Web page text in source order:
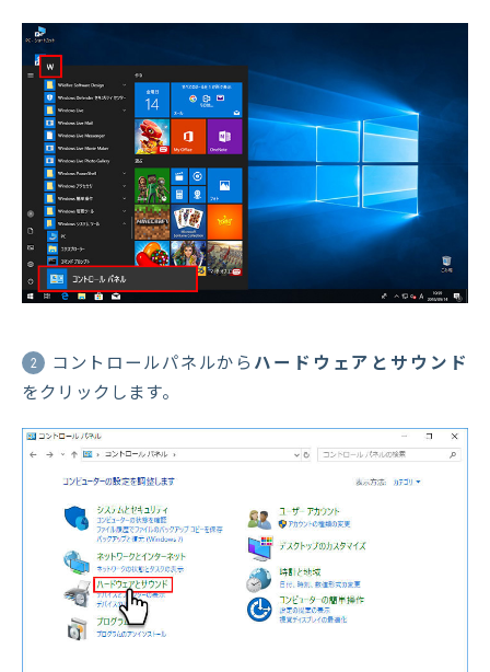
2 コントロールパネルから ハードウェアとサウンド
をクリックします。